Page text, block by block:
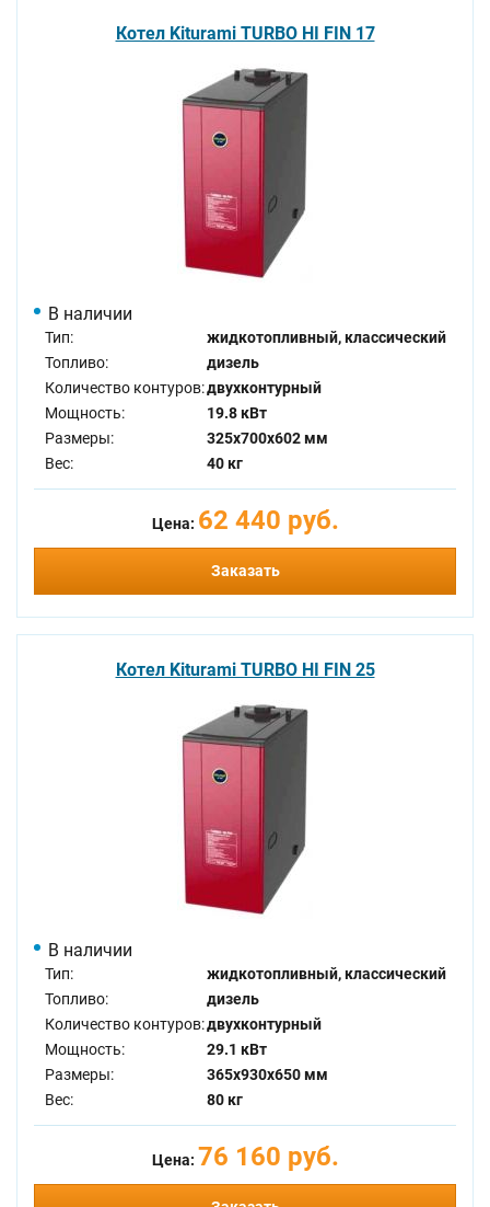
Котел Kiturami TURBO HI FIN 17
В наличии
Тип:
жидкотопливный, классический
Топливо:
дизель
Количество контуров:двухконтурный
Мощность:
19.8 кВт
Размеры:
325x700x602 мм
Вес:
40 кг
Цена: 62 440 руб.
Заказать
Котел Kiturami TURBO HI FIN 25
В наличии
Тип:
жидкотопливный, классический
Топливо:
дизель
Количество контуров:двухконтурный
Мощность:
29.1 кВт
Размеры:
365x930x650 мм
Вес:
80 кг
Цена: 76 160 руб.